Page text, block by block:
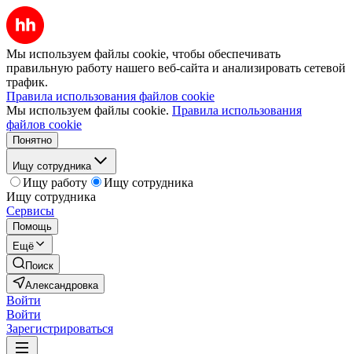
Мы используем файлы cookie, чтобы обеспечивать
правильную работу нашего веб-сайта и анализировать сетевой
трафик.
Правила использования файлов cookie
Мы используем файлы cookie. Правила использования
файлов cookie
Понятно
Ищу сотрудника
Ищу работу
Ищу сотрудника
Ищу сотрудника
Сервисы
Помощь
Ещё
Поиск
Александровка
Войти
Войти
Зарегистрироваться